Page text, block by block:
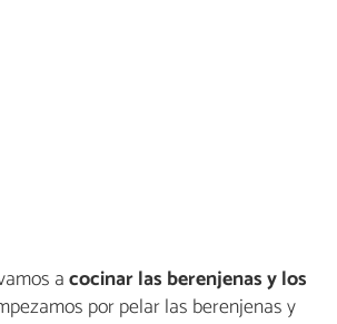
acocinar las berenjenas y los
por pelar las berenjenas y